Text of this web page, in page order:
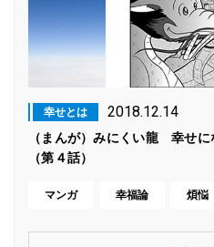
幸せとは 2018.12.14
（まんが）みにくい龍 幸せ
（第４話）
マンガ 幸福論 煩悩